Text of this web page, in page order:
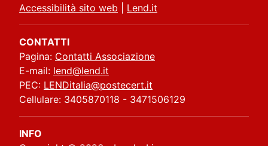
Accessibilità sito web
Lend.it
CONTATTI
Pagina: Contatti Associazione
E-mail: lend@lend.it
PEC: LENDitalia@postecert.it
Cellulare: 3405870118 - 3471506129
INFO